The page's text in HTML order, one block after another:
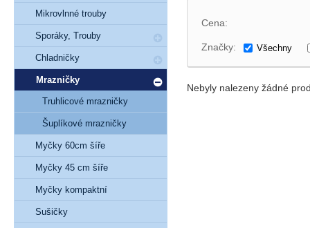
Cena:
Značky: Všechny
Nebyly nalezeny žádné
Mikrovlnné trouby
Sporáky, Trouby
Chladničky
Mrazničky
Truhlicové mrazničky
Šuplíkové mrazničky
Myčky 60cm šíře
Myčky 45 cm šíře
Myčky kompaktní
Sušičky